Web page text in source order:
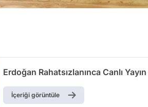
Erdoğan Rahatsızlanınca Canlı
İçeriği görüntüle